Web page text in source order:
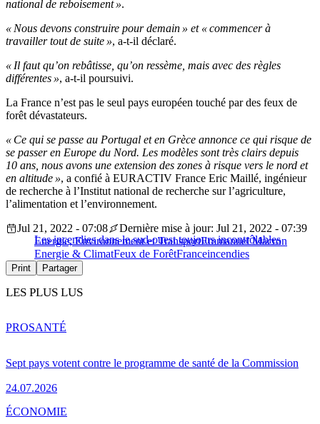
national de reboisement ».
« Nous devons construire pour demain » et « commencer à
travailler tout de suite », a-t-il déclaré.
« Il faut qu’on rebâtisse, qu’on ressème, mais avec des règles
différentes », a-t-il poursuivi.
La France n’est pas le seul pays européen touché par des feux de
forêt dévastateurs.
« Ce qui se passe au Portugal et en Grèce annonce ce qui risque de
se passer en Europe du Nord. Les modèles sont très clairs depuis
10 ans, nous avons une extension des zones à risque vers le nord et
en altitude », a confié à EURACTIV France Eric Maillé, ingénieur
de recherche à l’Institut national de recherche sur l’agriculture,
l’alimentation et l’environnement.
Les incendies dans le sud-ouest toujours incontrôlables
Jul 21, 2022 - 07:08
Dernière mise à jour: Jul 21, 2022 - 07:39
Energie, Environnement et TransportEmmanuel Macron
Energie & ClimatFeux de ForêtFranceincendies
Print Partager
LES PLUS LUS
Sept pays votent contre le programme de santé de la Commission
24.07.2026
PROSANTÉ
ÉCONOMIE